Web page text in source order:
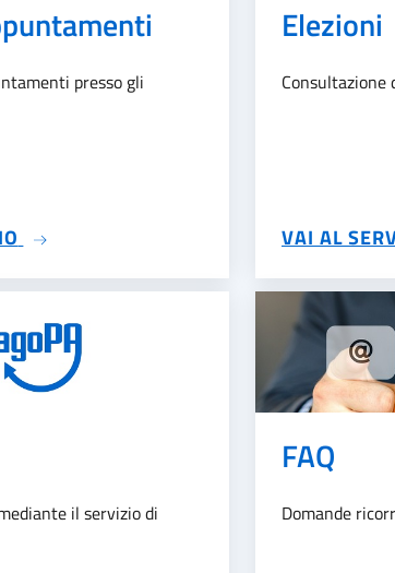
presso gli
SU AGENDA APPUNTAMENTI
Elezioni
VAI AL
il servizio di
FAQ
Domande